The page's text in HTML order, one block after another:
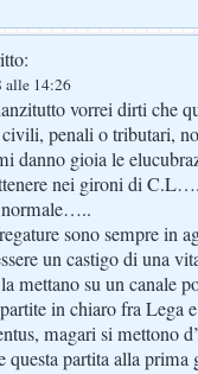
alle 14:26
vorrei dirti che
penali o tributari,
danno gioia le
nei gironi di
sono sempre in
un castigo di una
mettano su un canale
in chiaro fra Lega
magari si mettono
questa partita alla